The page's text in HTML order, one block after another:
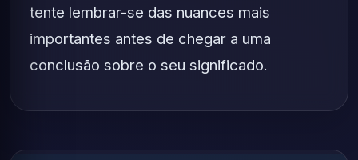
tente lembrar-se das nuances mais
importantes antes de chegar a uma
conclusão sobre o seu significado.